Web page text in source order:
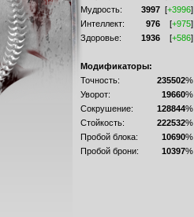
Мудрость:
3997 [+3996]
Интеллект:
976 [+975]
Здоровье:
1936 [+586]
Модификаторы:
Точность:
235502%
Уворот:
19660%
Сокрушение:
128844%
Стойкость:
222532%
Пробой блока:
10690%
Пробой брони:
10397%